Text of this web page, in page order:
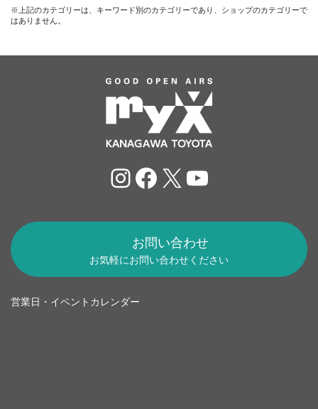
※上記のカテゴリーは、キーワード別のカテゴリーであり、ショップのカテゴリーで
はありません。
Instagram
Facebook
X YouTube
お問い合わせ
お気軽にお問い合わせください
営業日・イベントカレンダー